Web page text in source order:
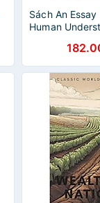
Sách An
Human